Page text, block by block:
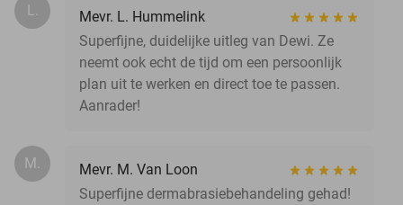
L.
Mevr. L. Hummelink
Superfijne, duidelijke uitleg van Dewi. Ze
neemt ook echt de tijd om een persoonlijk
plan uit te werken en direct toe te passen.
Aanrader!
M.
Mevr. M. Van Loon
Superfijne dermabrasiebehandeling gehad!